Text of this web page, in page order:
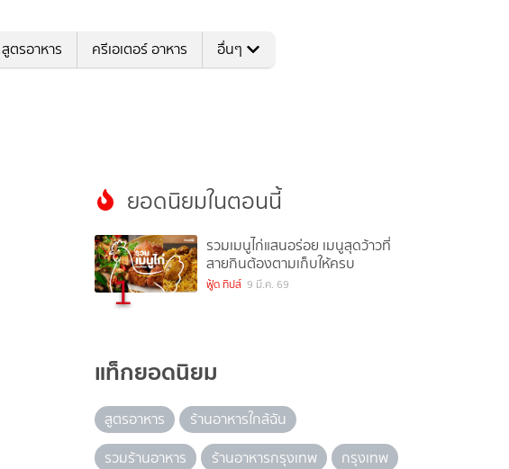
สูตรอาหาร ครีเอเตอร์ อาหาร อื่นๆ
ยอดนิยมในตอนนี้
1
รวมเมนูไก่แสนอร่อย เมนูสุดว้าวที่
สายกินต้องตามเก็บให้ครบ
ฟู้ด ทิปส์ 9 มี.ค. 69
แท็กยอดนิยม
สูตรอาหาร
ร้านอาหารใกล้ฉัน
รวมร้านอาหาร
ร้านอาหารกรุงเทพ
กรุงเทพ